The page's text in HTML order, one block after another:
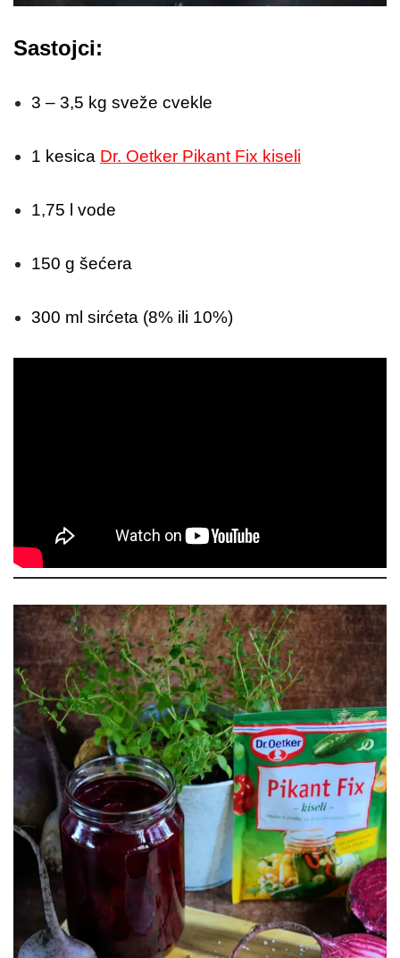
Sastojci:
3 – 3,5 kg sveže cvekle
1 kesica Dr. Oetker Pikant Fix kiseli
1,75 l vode
150 g šećera
300 ml sirćeta (8% ili 10%)